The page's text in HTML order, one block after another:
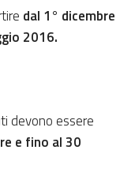
dal 1° dicembre
2016.
devono essere
e fino al 30